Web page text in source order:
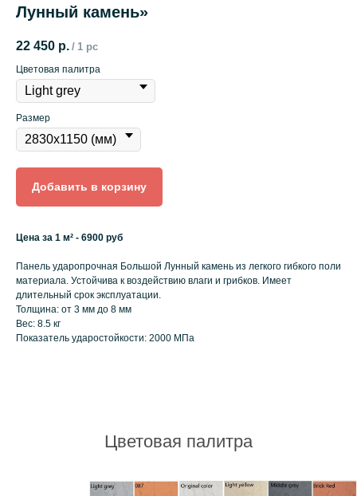
Лунный камень»
22 450 р. / 1 pc
Цветовая палитра
Размер
Добавить в корзину
Цена за 1 м² - 6900 руб
Панель ударопрочная Большой Лунный камень из легкого гибкого поли
материала. Устойчива к воздействию влаги и грибков. Имеет
длительный срок эксплуатации.
Толщина: от 3 мм до 8 мм
Вес: 8.5 кг
Показатель ударостойкости: 2000 МПа
Цветовая палитра